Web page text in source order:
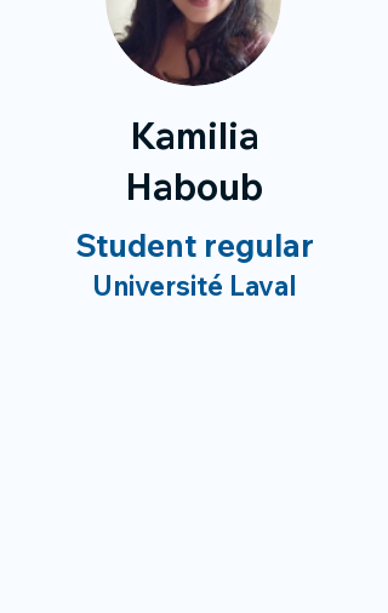
Kamilia
Haboub
Student regular
Université Laval